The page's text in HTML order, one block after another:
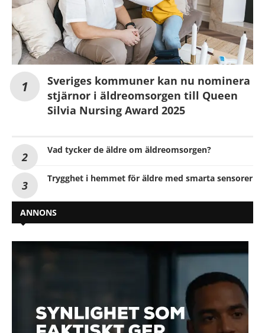
Sveriges kommuner kan nu nominera
stjärnor i äldreomsorgen till Queen
Silvia Nursing Award 2025
Vad tycker de äldre om äldreomsorgen?
Trygghet i hemmet för äldre med smarta sensorer
ANNONS